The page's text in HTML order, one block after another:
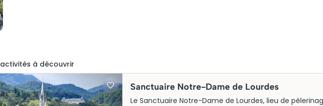
activités à découvrir
Sanctuaire Notre-Dame de Lourdes
Le Sanctuaire Notre-Dame de Lourdes, lieu de